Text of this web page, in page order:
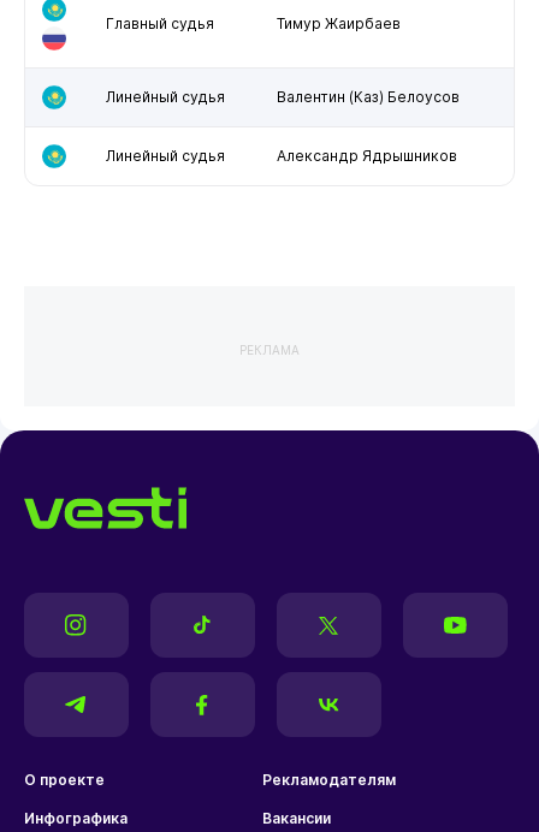
Главный судья Тимур Жаирбаев
Линейный судья Валентин (Каз) Белоусов
Линейный судья Александр Ядрышников
РЕКЛАМА
О проекте Рекламодателям
Инфографика Вакансии